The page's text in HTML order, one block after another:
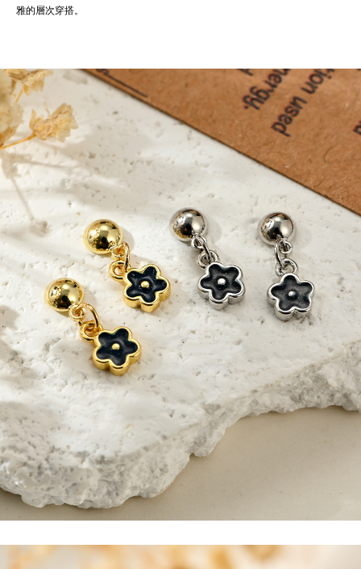
雅的層次穿搭。